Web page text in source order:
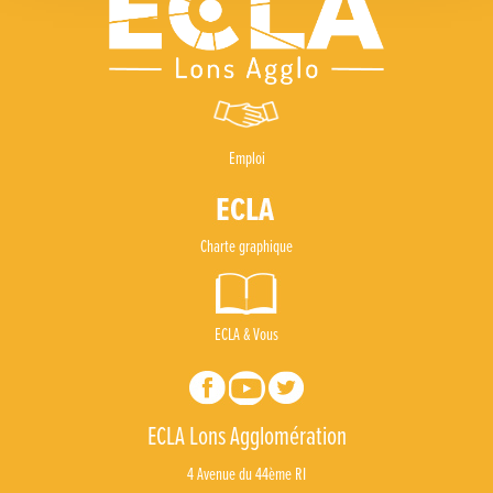
Emploi
Charte graphique
ECLA & Vous
ECLA Lons Agglomération
4 Avenue du 44ème RI